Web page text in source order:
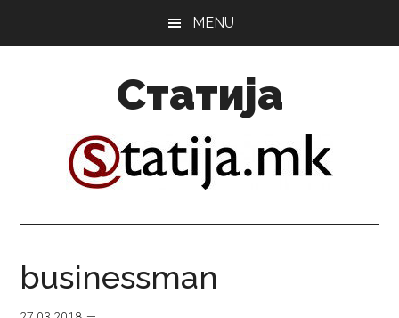
MENU
Статија
businessman